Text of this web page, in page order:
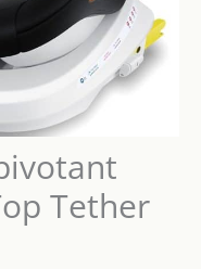
Tether